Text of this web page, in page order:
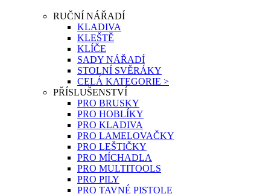
RUČNÍ NÁŘADÍ
KLADIVA
KLEŠTĚ
KLÍČE
SADY NÁŘADÍ
STOLNÍ SVĚRÁKY
CELÁ KATEGORIE >
PŘÍSLUŠENSTVÍ
PRO BRUSKY
PRO HOBLÍKY
PRO KLADIVA
PRO LAMELOVAČKY
PRO LEŠTIČKY
PRO MÍCHADLA
PRO MULTITOOLS
PRO PILY
PRO TAVNÉ PISTOLE